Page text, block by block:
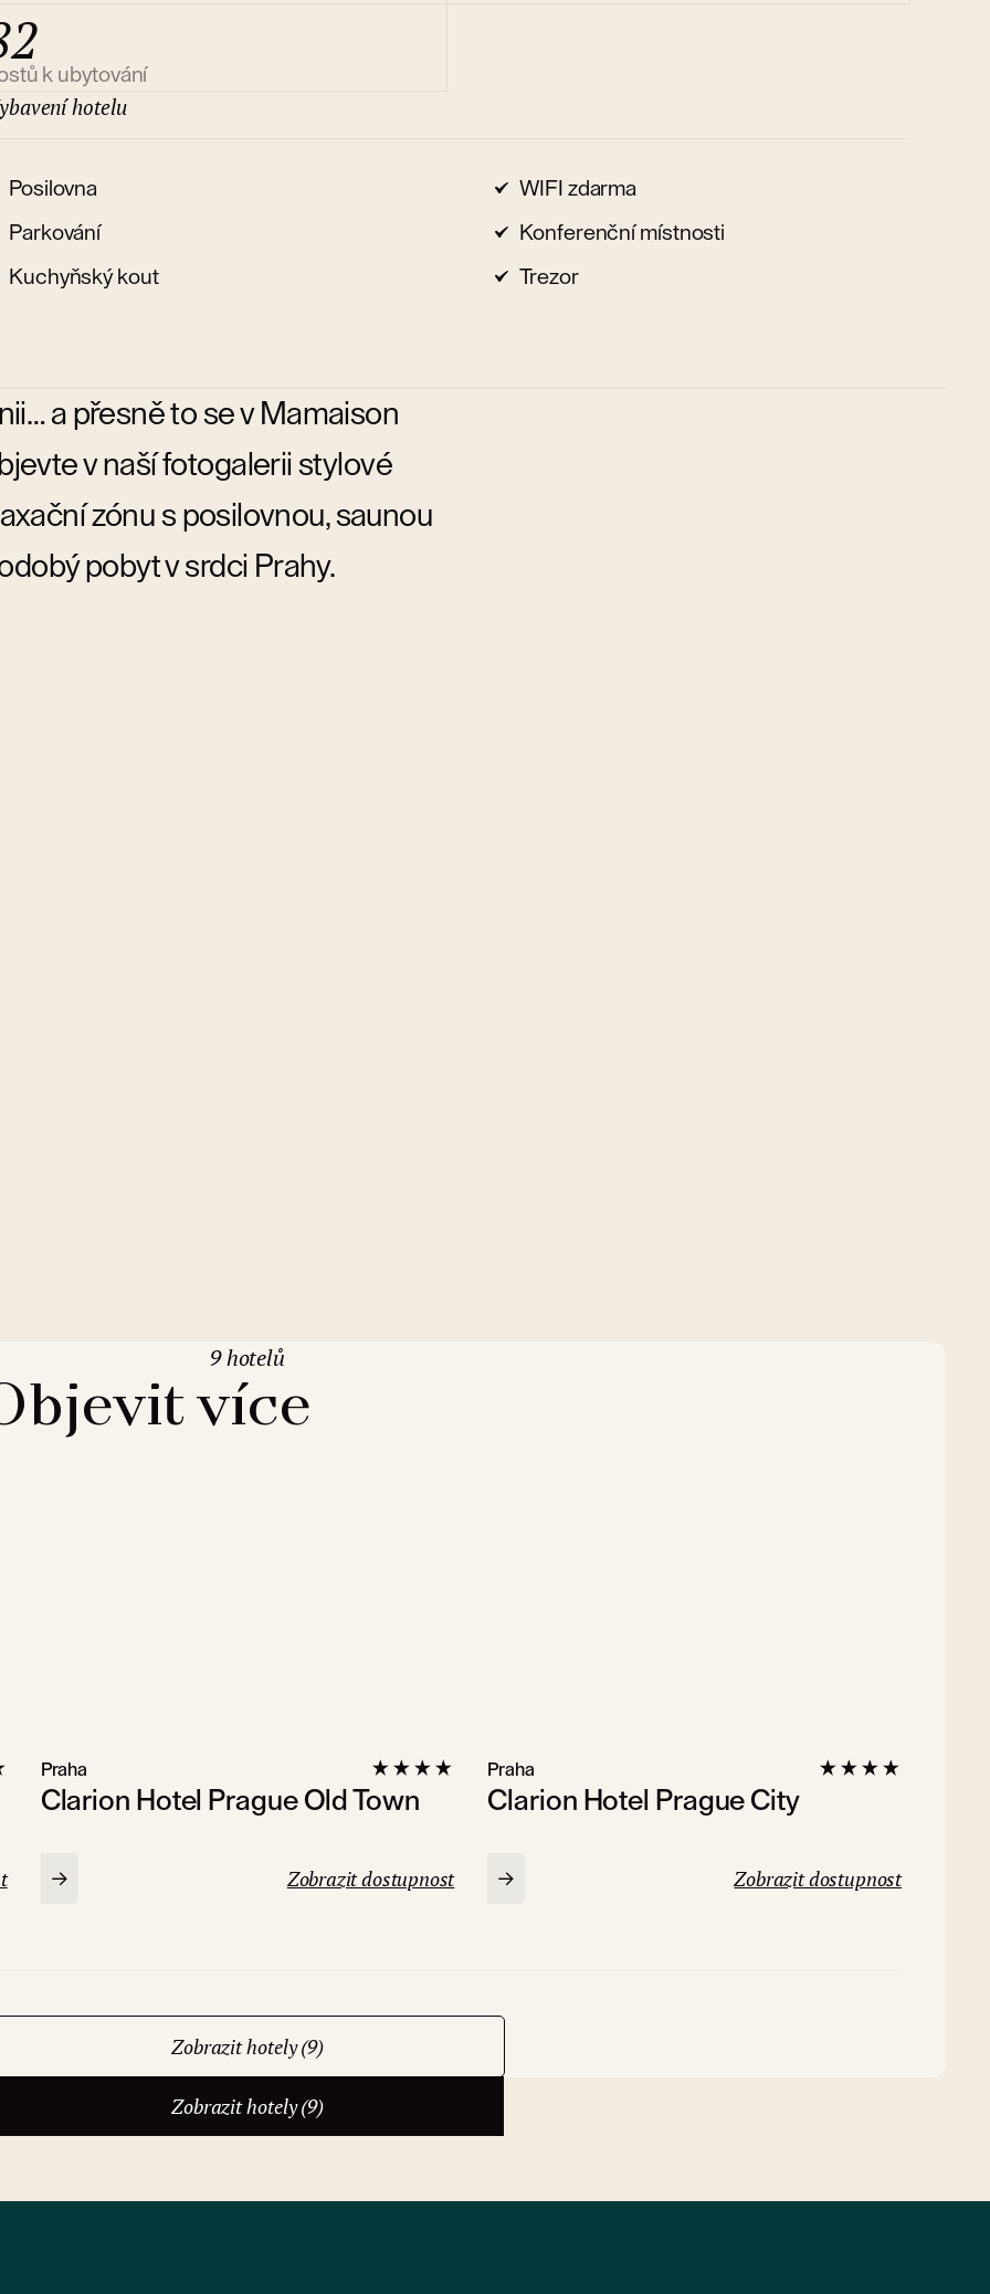
k ubytování
hotelu
Posilovna
WIFI zdarma
Parkování
Konferenční místnosti
Kuchyňský kout
Trezor
a přesně to se v Mamaison
v naší fotogalerii stylové
zónu s posilovnou, saunou
pobyt v srdci Prahy.
více
9 hotelů
Clarion Hotel Prague Old Town
Praha
Zobrazit dostupnost
Clarion Hotel Prague City
Praha
Zobrazit dostupnost
Zobrazit hotely (9)
Zobrazit hotely (9)